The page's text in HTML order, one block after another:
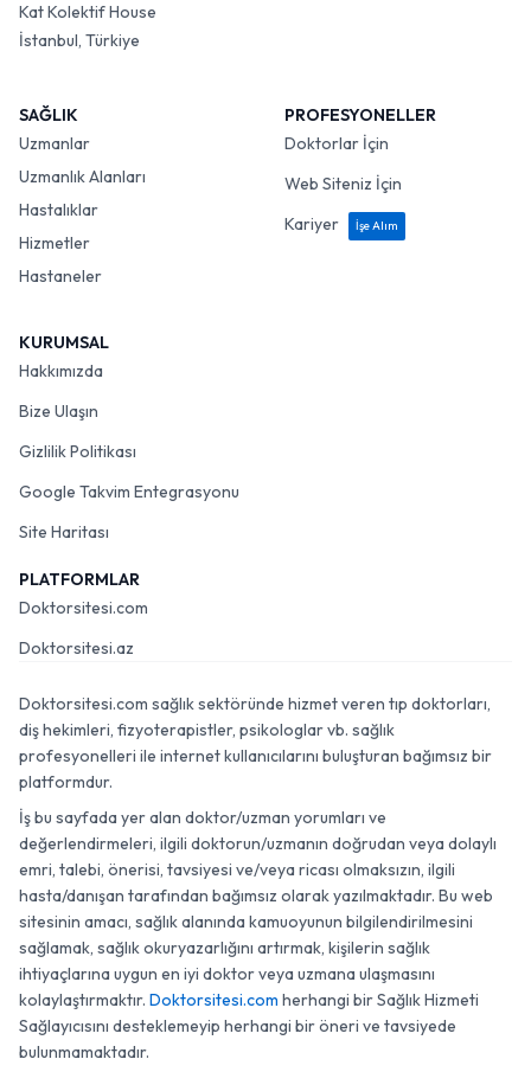
Kat Kolektif House
İstanbul, Türkiye
SAĞLIK
Uzmanlar
Uzmanlık Alanları
Hastalıklar
Hizmetler
Hastaneler
PROFESYONELLER
Doktorlar İçin
Web Siteniz İçin
Kariyer
İşe Alım
KURUMSAL
Hakkımızda
Bize Ulaşın
Gizlilik Politikası
Google Takvim Entegrasyonu
Site Haritası
PLATFORMLAR
Doktorsitesi.com
Doktorsitesi.az
Doktorsitesi.com sağlık sektöründe hizmet veren tıp doktorları,
diş hekimleri, fizyoterapistler, psikologlar vb. sağlık
profesyonelleri ile internet kullanıcılarını buluşturan bağımsız bir
platformdur.
İş bu sayfada yer alan doktor/uzman yorumları ve
değerlendirmeleri, ilgili doktorun/uzmanın doğrudan veya dolaylı
emri, talebi, önerisi, tavsiyesi ve/veya ricası olmaksızın, ilgili
hasta/danışan tarafından bağımsız olarak yazılmaktadır. Bu web
sitesinin amacı, sağlık alanında kamuoyunun bilgilendirilmesini
sağlamak, sağlık okuryazarlığını artırmak, kişilerin sağlık
ihtiyaçlarına uygun en iyi doktor veya uzmana ulaşmasını
kolaylaştırmaktır. Doktorsitesi.com herhangi bir Sağlık Hizmeti
Sağlayıcısını desteklemeyip herhangi bir öneri ve tavsiyede
bulunmamaktadır.